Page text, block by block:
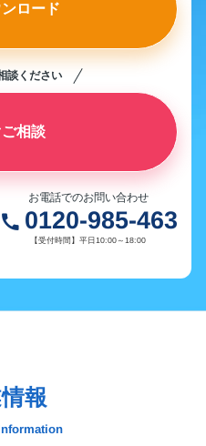
ロード
談ください
相談
お電話でのお問い合わせ
call 0120-985-463
【受付時間】平日10:00～18:00
報